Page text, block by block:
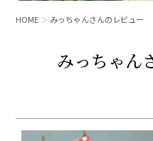
HOME みっちゃんさんのレビュー
みっちゃん